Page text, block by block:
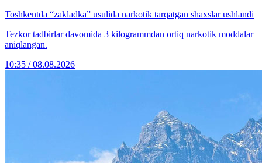
Toshkentda “zakladka” usulida narkotik tarqatgan shaxslar ushlandi
Tezkor tadbirlar davomida 3 kilogrammdan ortiq narkotik moddalar
aniqlangan.
10:35 / 08.08.2026